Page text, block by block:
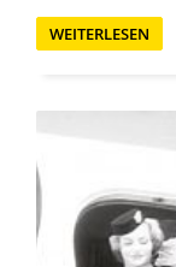
WEITERLESEN